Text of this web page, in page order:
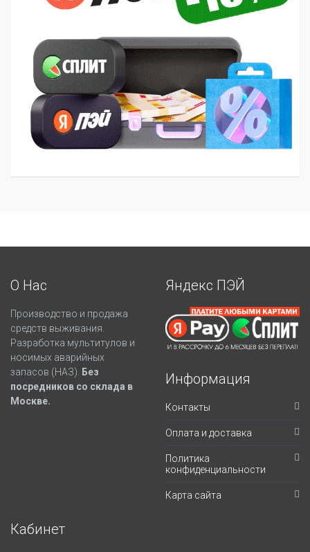
О Нас
Производство и продажа
средств выживания.
Разработка мультитулов и
носимых аварийных
запасов (НАЗ).
Без
посредников со склада в
Москве.
Яндекс ПЭЙ
Информация
Контакты
Оплата и доставка
Политика
конфиденциальности
Карта сайта
Кабинет